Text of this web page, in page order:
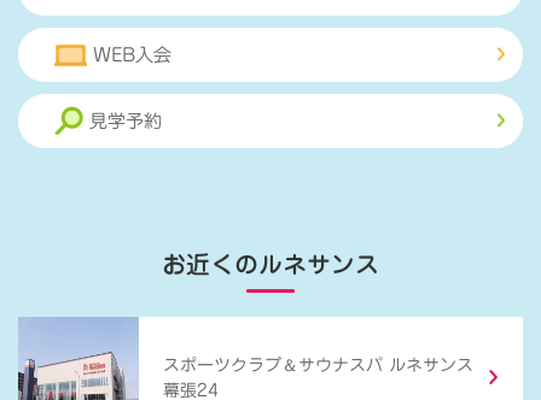
WEB入会
見学予約
お近くのルネサンス
スポーツクラブ ＆ サウナスパ ルネサンス
幕張24